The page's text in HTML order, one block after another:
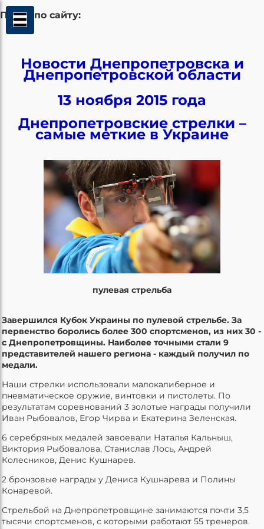
Поиск по сайту:
Новости Днепропетровска и
Днепропетровской области
13 ноября 2015 года
Днепропетровские стрелки –
самые меткие в Украине
пулевая стрельба
Завершился Кубок Украины по пулевой стрельбе. За
первенство боролись более 300 спортсменов, из них 30 -
с Днепропетровщины. Наиболее точными стали 9
представителей нашего региона - каждый получил по
медали.
Наши стрелки использовали малокалиберное и
пневматическое оружие, винтовки и пистолеты. По
результатам соревнований 3 золотые награды получили
Иван Рыбовалов, Егор Чирва и Екатерина Зеленская.
6 серебряных медалей завоевали Наталья Кальныш,
Виктория Рыбовалова, Станислав Лось, Андрей
Колесников, Денис Кушнарев.
2 бронзовые награды у Дениса Кушнарева и Полины
Конаревой.
Стрельбой на Днепропетровщине занимаются почти 3,5
тысячи спортсменов, с которыми работают 55 тренеров.